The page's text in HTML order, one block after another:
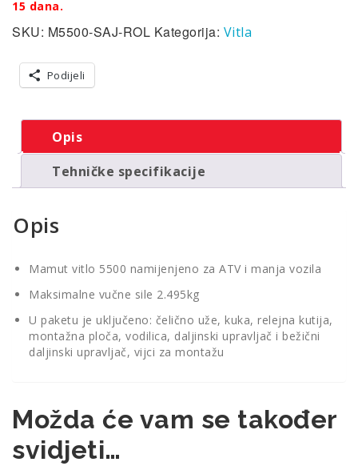
15 dana.
SKU: M5500-SAJ-ROL Kategorija: Vitla
Podijeli
Opis
Tehničke specifikacije
Opis
Mamut vitlo 5500 namijenjeno za ATV i manja vozila
Maksimalne vučne sile 2.495kg
U paketu je uključeno: čelično uže, kuka, relejna kutija,
montažna ploča, vodilica, daljinski upravljač i bežični
daljinski upravljač, vijci za montažu
Možda će vam se također
svidjeti…